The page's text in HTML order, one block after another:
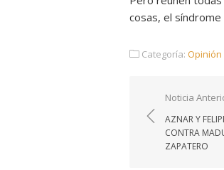
cosas, el síndrome
Categoría: Opinión
de
entradas
Noticia
AZNAR Y
CONTRA
ZAPATERO